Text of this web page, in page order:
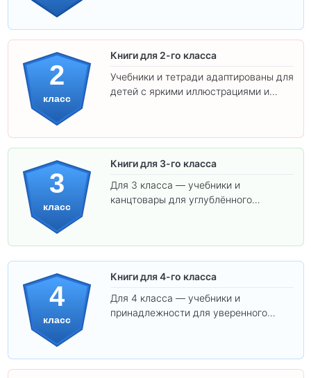
2
класс
Книги для 2-го класса
Учебники и тетради адаптированы для
детей с яркими иллюстрациями и
3
класс
Книги для 3-го класса
Для 3 класса — учебники и
канцтовары для углублённого
4
класс
Книги для 4-го класса
Для 4 класса — учебники и
принадлежности для уверенного